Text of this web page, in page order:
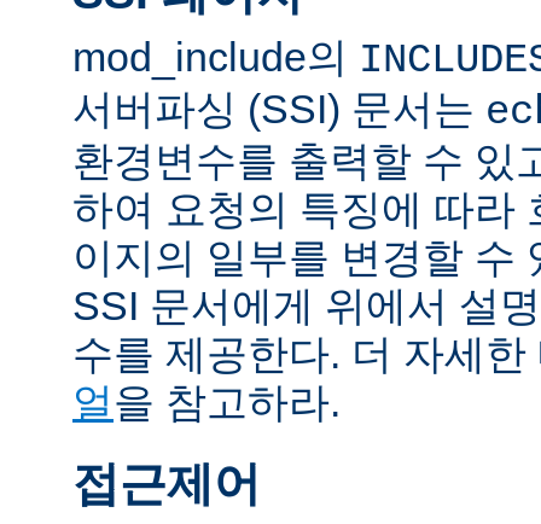
mod_include의
서버파싱 (SSI) 문서는
환경변수를 출력할 수 있
하여 요청의 특징에 따라
이지의 일부를 변경할 수
SSI 문서에게 위에서 설
수를 제공한다. 더 자세
얼을 참고하라.
접근제어